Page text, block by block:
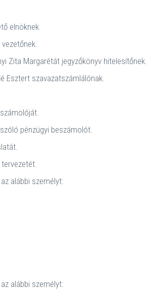
elnöknek.
Zita Margarétát jegyzőkönyv hitelesítőnek.
Esztert szavazatszámlálónak.
pénzügyi beszámolót.
alábbi személyt:
alábbi személyt: